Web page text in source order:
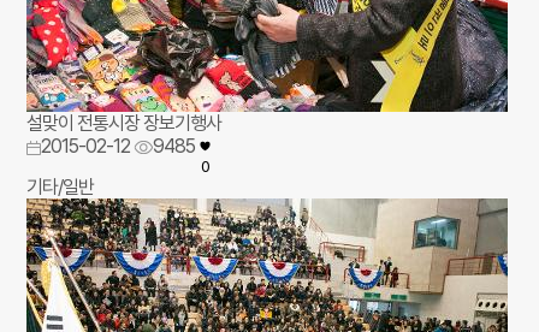
설맞이 전통시장 장보기행사
2015-02-12
9485
0
기타/일반